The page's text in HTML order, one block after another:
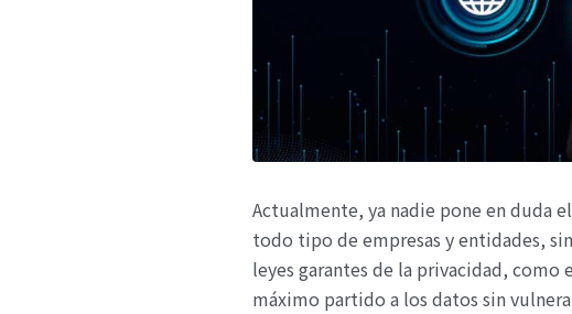
Actualmente, ya nadie pone en duda
todo tipo de empresas y entidades,
leyes garantes de la privacidad, como
máximo partido a los datos sin